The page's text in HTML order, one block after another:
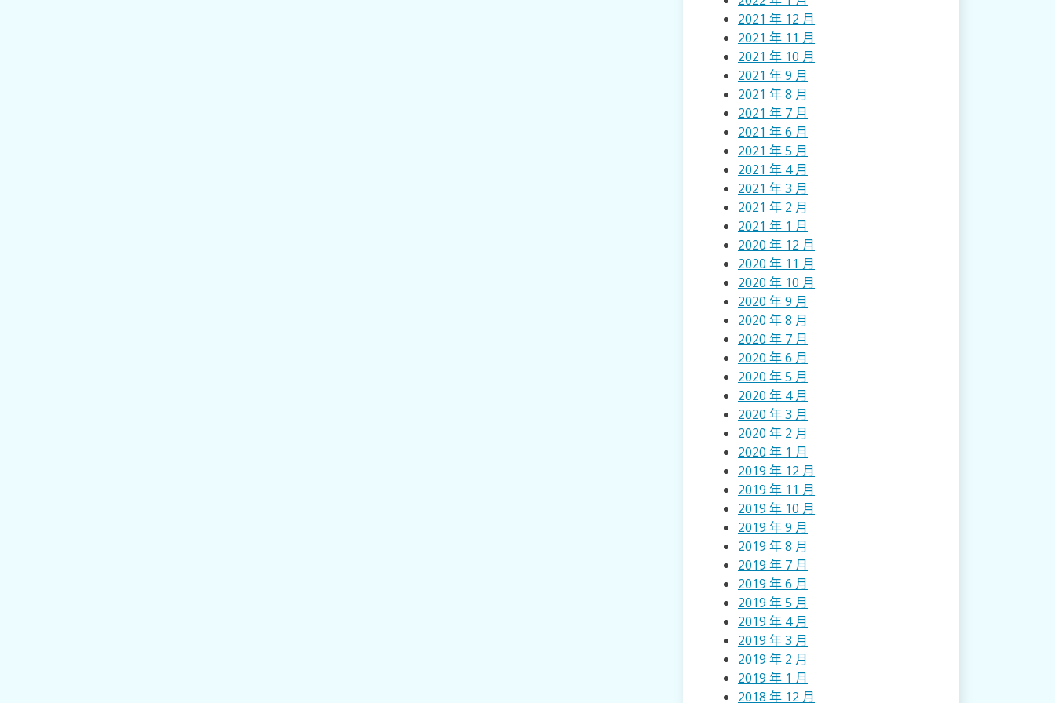
2021 年 12 月
2021 年 11 月
2021 年 10 月
2021 年 9 月
2021 年 8 月
2021 年 7 月
2021 年 6 月
2021 年 5 月
2021 年 4 月
2021 年 3 月
2021 年 2 月
2021 年 1 月
2020 年 12 月
2020 年 11 月
2020 年 10 月
2020 年 9 月
2020 年 8 月
2020 年 7 月
2020 年 6 月
2020 年 5 月
2020 年 4 月
2020 年 3 月
2020 年 2 月
2020 年 1 月
2019 年 12 月
2019 年 11 月
2019 年 10 月
2019 年 9 月
2019 年 8 月
2019 年 7 月
2019 年 6 月
2019 年 5 月
2019 年 4 月
2019 年 3 月
2019 年 2 月
2019 年 1 月
2018 年 12 月